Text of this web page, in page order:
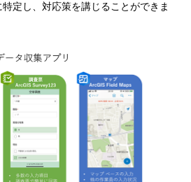
定し、対応策を講じることができま